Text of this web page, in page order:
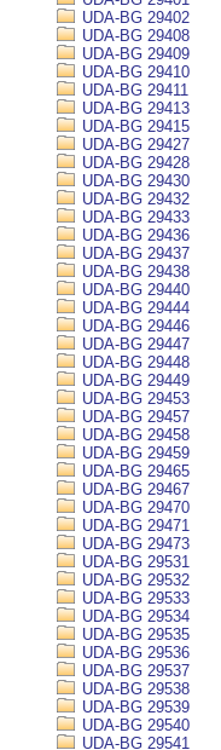
UDA-BG 29402
UDA-BG 29408
UDA-BG 29409
UDA-BG 29410
UDA-BG 29411
UDA-BG 29413
UDA-BG 29415
UDA-BG 29427
UDA-BG 29428
UDA-BG 29430
UDA-BG 29432
UDA-BG 29433
UDA-BG 29436
UDA-BG 29437
UDA-BG 29438
UDA-BG 29440
UDA-BG 29444
UDA-BG 29446
UDA-BG 29447
UDA-BG 29448
UDA-BG 29449
UDA-BG 29453
UDA-BG 29457
UDA-BG 29458
UDA-BG 29459
UDA-BG 29465
UDA-BG 29467
UDA-BG 29470
UDA-BG 29471
UDA-BG 29473
UDA-BG 29531
UDA-BG 29532
UDA-BG 29533
UDA-BG 29534
UDA-BG 29535
UDA-BG 29536
UDA-BG 29537
UDA-BG 29538
UDA-BG 29539
UDA-BG 29540
UDA-BG 29541